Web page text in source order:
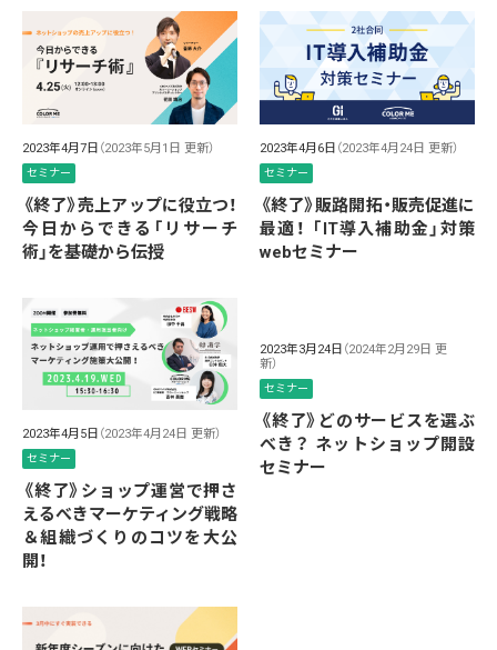
2023年4月7日 （2023年5月1日 更新）
セミナー
《終了》売上アップに役立つ！
今日からできる「リサーチ
術」を基礎から伝授
2023年4月6日 （2023年4月24日 更新）
セミナー
《終了》販路開拓・販売促進に
最適！ 「IT導入補助金」対策
webセミナー
2023年4月5日 （2023年4月24日 更新）
セミナー
《終了》ショップ運営で押さ
えるべきマーケティング戦略
＆組織づくりのコツを大公
開！
2023年3月24日 （2024年2月29日 更
新）
セミナー
《終了》どのサービスを選ぶ
べき？ ネットショップ開設
セミナー